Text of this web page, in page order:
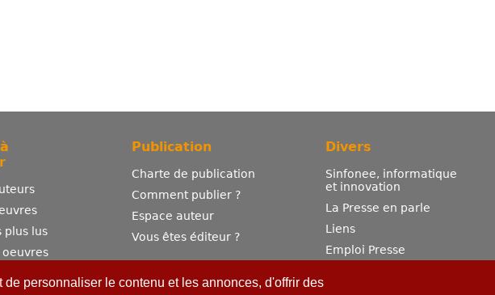
personnaliser le contenu et les annonces, d'offrir des
plus lus
oeuvres
Publication
Charte de publication
Comment publier ?
Espace auteur
Vous êtes éditeur ?
Divers
Sinfonee, informatique
et innovation
La Presse en parle
Liens
Emploi Presse